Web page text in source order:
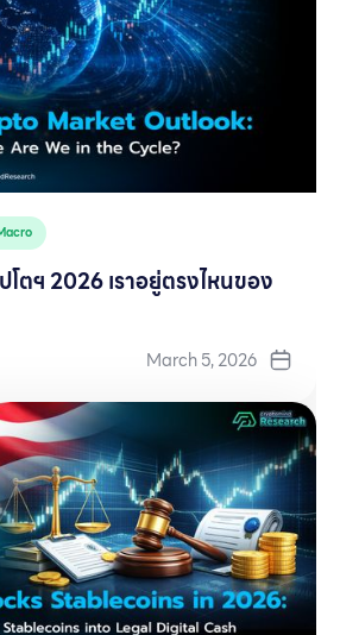
ตฯ 2026 เราอยู่ตรงไหนของ
March 5, 2026